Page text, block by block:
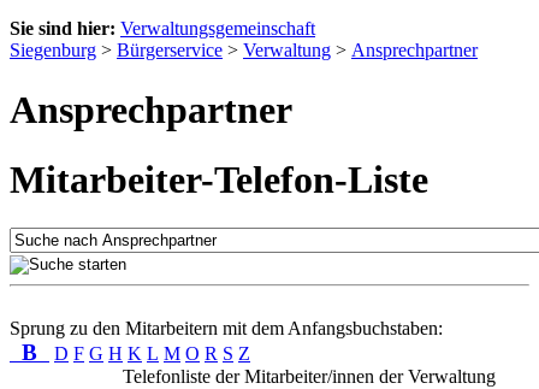
Sie sind hier: Verwaltungsgemeinschaft
Siegenburg > Bürgerservice > Verwaltung > Ansprechpartner
Ansprechpartner
Mitarbeiter-Telefon-Liste
Sprung zu den Mitarbeitern mit dem Anfangsbuchstaben:
B D F G H K L M O R S Z
Telefonliste der Mitarbeiter/innen der Verwaltung